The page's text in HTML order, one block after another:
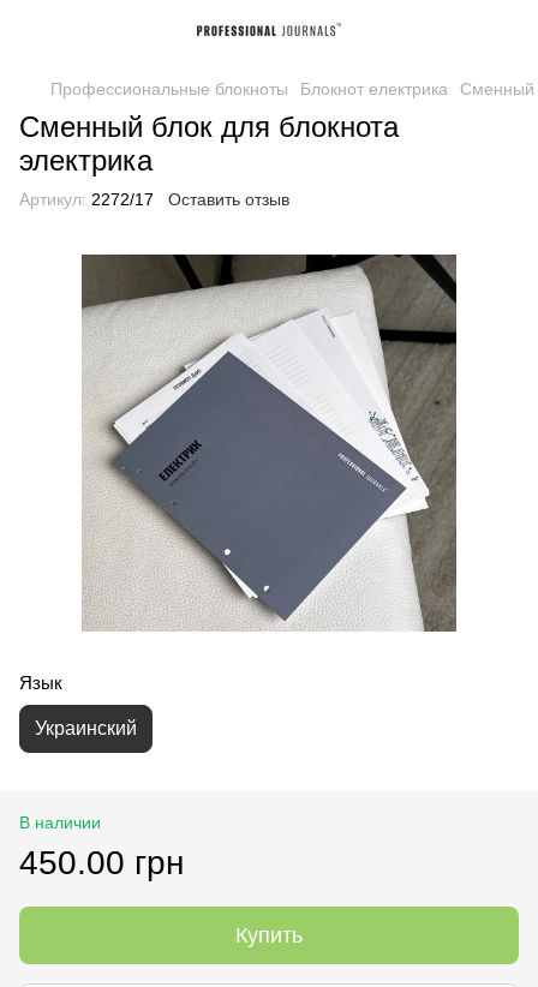
Профессиональные блокноты Блокнот електрика Сменный
Сменный блок для блокнота
электрика
Артикул: 2272/17 Оставить отзыв
Язык
Украинский
В наличии
450.00 грн
Купить